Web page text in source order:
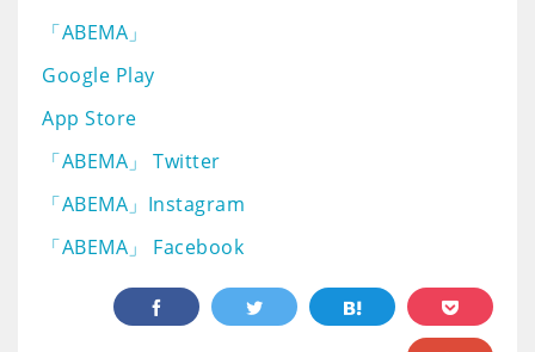
「ABEMA」
Google Play
App Store
「ABEMA」 Twitter
「ABEMA」Instagram
「ABEMA」 Facebook